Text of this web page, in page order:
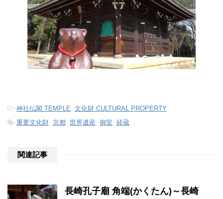
-神社仏閣 TEMPLE 文化財 CULTURAL PROPERTY
-重要文化財 京都 世界遺産 御室 経蔵
関連記事
長崎孔子廟 角端(かくたん)～長崎